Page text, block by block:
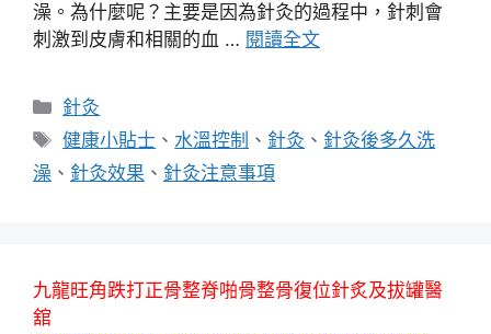
澡。為什麼呢？主要是因為針灸的過程中，針刺會
刺激到皮膚和相關的血 … 閱讀全文
分
類
針灸
標
籤
健康小貼士 、水溫控制 、 針灸 、 針灸後多久洗
澡 、 針灸效果 、 針灸注意事項
九龍旺角跌打正骨整脊啪骨整骨復位針炙及拔罐醫
舘